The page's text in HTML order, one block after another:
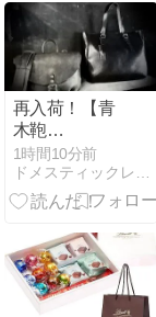
再入荷！【青
木鞄
COMPLEX
GARDENS（コ
ンプレックス
伎芸/ギゲイ】
牛革/バングラ
キップオール
ブラックレザ
1時間10分前